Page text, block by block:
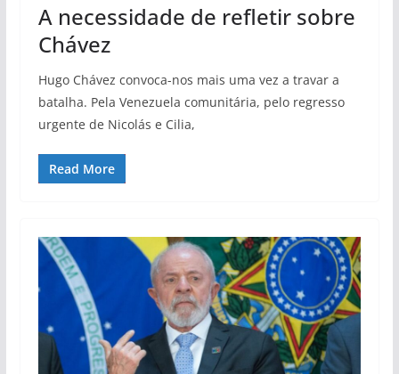
A necessidade de refletir sobre
Chávez
Hugo Chávez convoca-nos mais uma vez a travar a
batalha. Pela Venezuela comunitária, pelo regresso
urgente de Nicolás e Cilia,
Read More